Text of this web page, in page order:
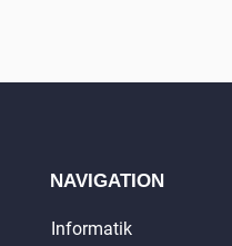
NAVIGATION
Informatik